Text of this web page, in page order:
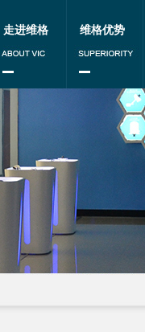
走进维格 维格优势